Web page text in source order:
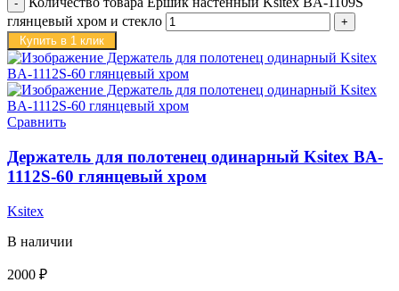
глянцевый хром и стекло
Купить в 1 клик
Сравнить
Держатель для полотенец одинарный Ksitex BA-
1112S-60 глянцевый хром
Ksitex
В наличии
2000 ₽